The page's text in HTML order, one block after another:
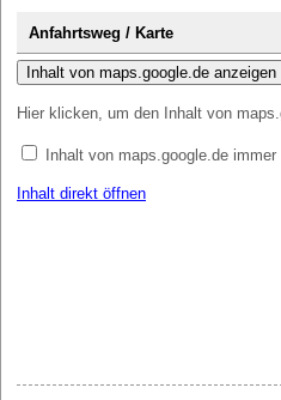
Anfahrtsweg / Karte
Inhalt von maps.google.de anzeigen
Hier klicken, um den Inhalt von
Inhalt von maps.google.de
Inhalt direkt öffnen